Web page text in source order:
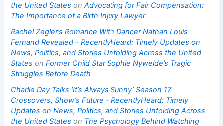
the United States onAdvocating for Fair Compensation:
The Importance of a Birth Injury Lawyer
Rachel Zegler’s Romance With Dancer Nathan Louis-
Fernand Revealed – RecentlyHeard: Timely Updates on
News, Politics, and Stories Unfolding Across the United
States onFormer Child Star Sophie Nyweide’s Tragic
Struggles Before Death
Charlie Day Talks ‘It’s Always Sunny’ Season 17
Crossovers, Show’s Future – RecentlyHeard: Timely
Updates on News, Politics, and Stories Unfolding Across
the United States on The Psychology Behind Watching